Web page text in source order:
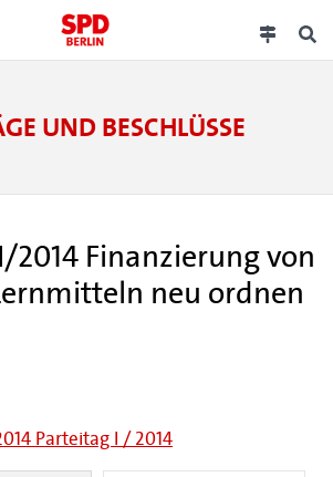
UND BESCHLÜSSE
Finanzierung von
neu ordnen
Parteitag I / 2014